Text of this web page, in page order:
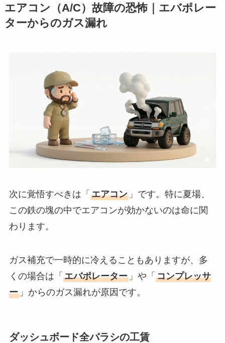
エアコン（A/C）故障の恐怖｜エバポレー
ターからのガス漏れ
次に覚悟すべきは「 エアコン」です。特に夏場、
この鉄の塊の中でエアコンが効かないのは命に関
わります。
ガス補充で一時的に冷えることもありますが、多
くの場合は「 エバポレーター」や「 コンプレッサ
ー」からのガス漏れが原因です。
ダッシュボード全バラシの工賃